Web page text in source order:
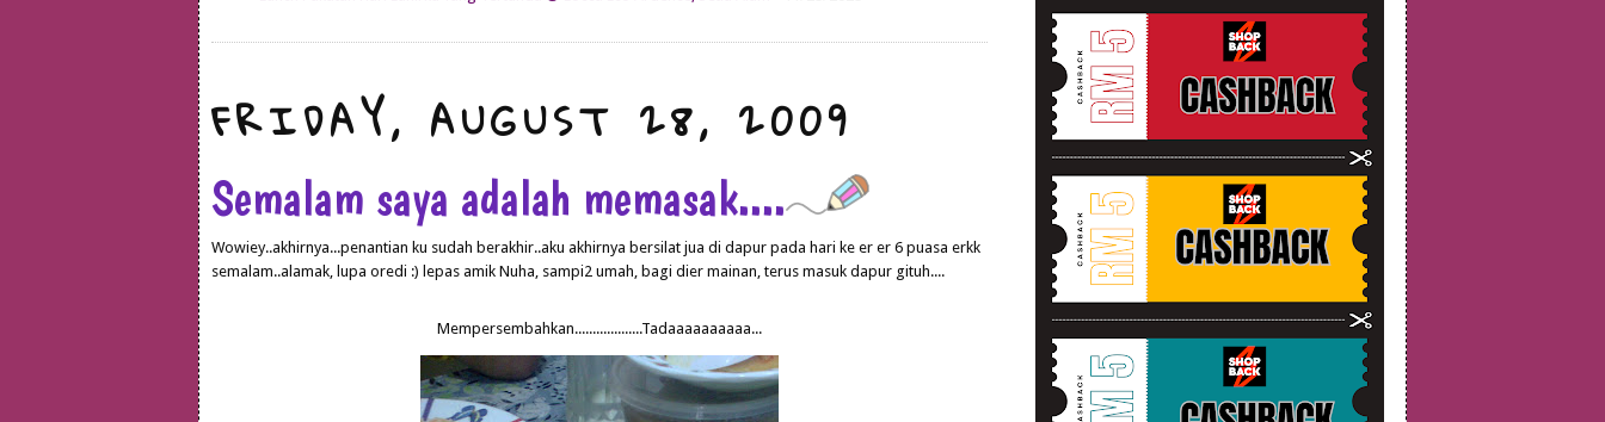
FRIDAY, AUGUST 28, 2009
Semalam saya adalah memasak....
Wowiey..akhirnya...penantian ku sudah berakhir..aku akhirnya bersilat jua di dapur pada hari ke er er 6 puasa erkk
semalam..alamak, lupa oredi :) lepas amik Nuha, sampi2 umah, bagi dier mainan, terus masuk dapur gituh....
Mempersembahkan...................Tadaaaaaaaaaa...